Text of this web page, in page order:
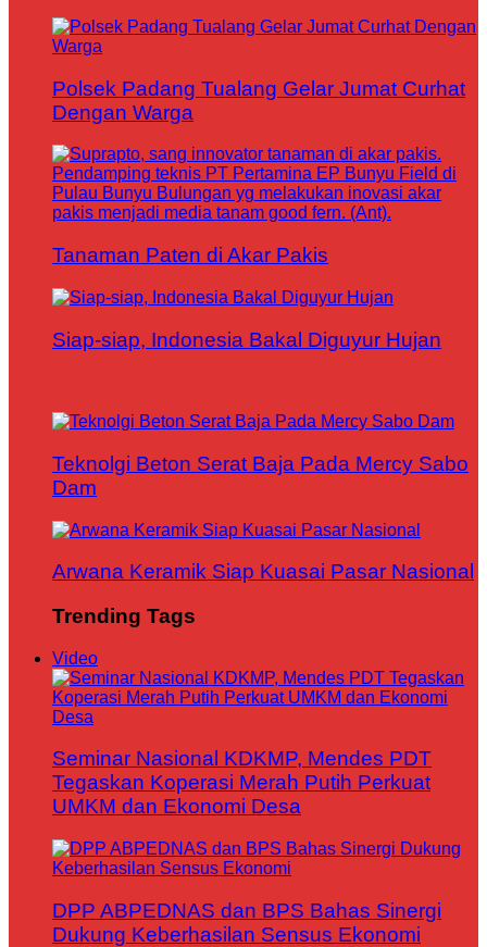
Polsek Padang Tualang Gelar Jumat Curhat
Dengan Warga
Tanaman Paten di Akar Pakis
Siap-siap, Indonesia Bakal Diguyur Hujan
Teknolgi Beton Serat Baja Pada Mercy Sabo
Dam
Arwana Keramik Siap Kuasai Pasar Nasional
Trending Tags
Video
Seminar Nasional KDKMP, Mendes PDT
Tegaskan Koperasi Merah Putih Perkuat
UMKM dan Ekonomi Desa
DPP ABPEDNAS dan BPS Bahas Sinergi
Dukung Keberhasilan Sensus Ekonomi